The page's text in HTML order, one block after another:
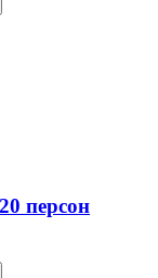
персон